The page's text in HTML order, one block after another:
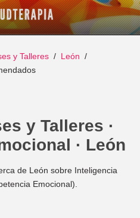
y Talleres
León
y Talleres ·
· León
de León sobre Inteligencia
Emocional).